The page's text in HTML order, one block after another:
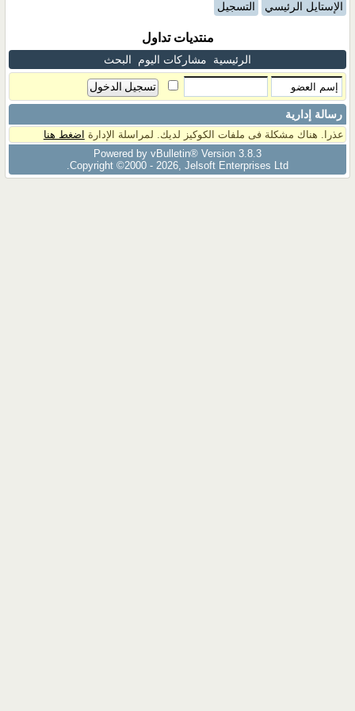
الإستايل الرئيسي التسجيل
منتديات تداول
الرئيسية مشاركات اليوم البحث
رسالة إدارية
عذرا. هناك مشكلة فى ملفات الكوكيز لديك. لمراسلة الإدارة اضغط هنا
Powered by vBulletin® Version 3.8.3
Copyright ©2000 - 2026, Jelsoft Enterprises Ltd.